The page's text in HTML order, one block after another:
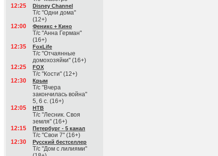
12:25
Disney Channel
Т/с "Одни дома"
(12+)
12:00
Феникс + Кино
Т/с "Анна Герман"
(16+)
12:35
FoxLife
Т/с "Отчаянные
домохозяйки" (16+)
12:25
FOX
Т/с "Кости" (12+)
12:30
Крым
Т/с "Вчера
закончилась война"
5, 6 с. (16+)
12:05
НТВ
Т/с "Лесник. Своя
земля" (16+)
12:15
Петербург - 5 канал
Т/с "Свои 7" (16+)
12:30
Русский бестселлер
Т/с "Дом с лилиями"